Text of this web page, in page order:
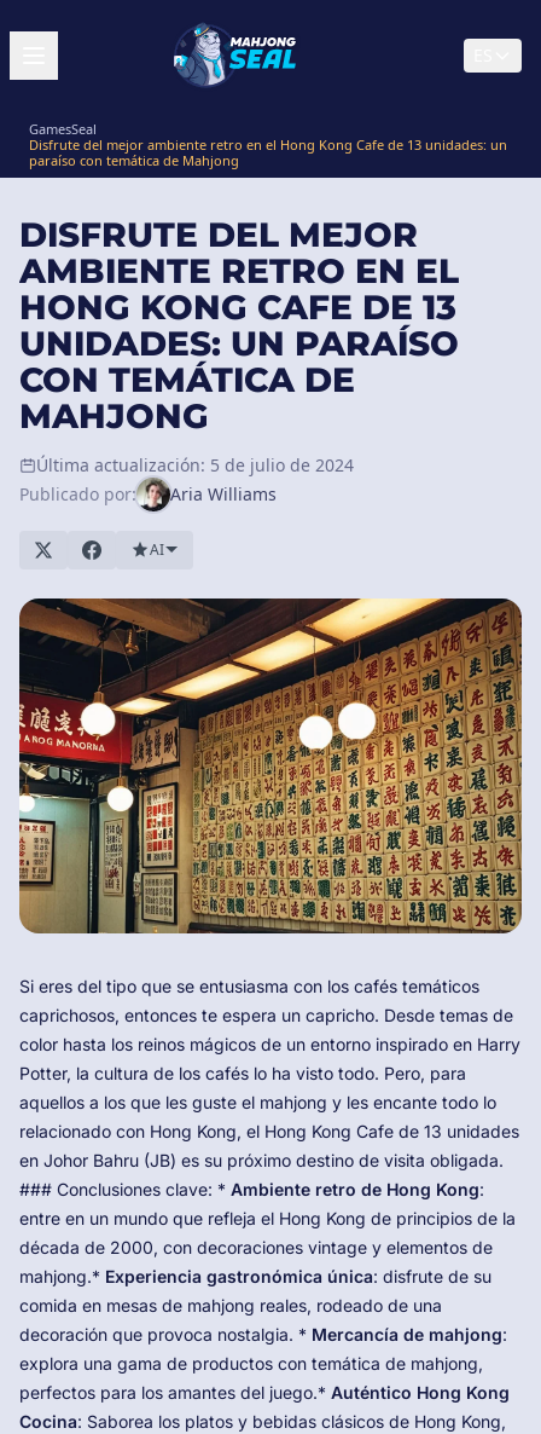
GamesSeal
Disfrute del mejor ambiente retro en el Hong Kong Cafe de 13 unidades: un
paraíso con temática de Mahjong
DISFRUTE DEL MEJOR
AMBIENTE RETRO EN EL
HONG KONG CAFE DE 13
UNIDADES: UN PARAÍSO
CON TEMÁTICA DE
MAHJONG
Última actualización: 5 de julio de 2024
Publicado por:
Aria Williams
AI
Si eres del tipo que se entusiasma con los cafés temáticos
caprichosos, entonces te espera un capricho. Desde temas de
color hasta los reinos mágicos de un entorno inspirado en Harry
Potter, la cultura de los cafés lo ha visto todo. Pero, para
aquellos a los que les guste el mahjong y les encante todo lo
relacionado con Hong Kong, el Hong Kong Cafe de 13 unidades
en Johor Bahru (JB) es su próximo destino de visita obligada.
### Conclusiones clave: * Ambiente retro de Hong Kong:
entre en un mundo que refleja el Hong Kong de principios de la
década de 2000, con decoraciones vintage y elementos de
mahjong.* Experiencia gastronómica única: disfrute de su
comida en mesas de mahjong reales, rodeado de una
decoración que provoca nostalgia. * Mercancía de mahjong:
explora una gama de productos con temática de mahjong,
perfectos para los amantes del juego.* Auténtico Hong Kong
Cocina: Saborea los platos y bebidas clásicos de Hong Kong,